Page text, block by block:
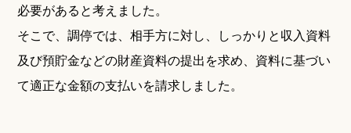
必要があると考えました。
そこで、調停では、相手方に対し、しっかりと収入資料
及び預貯金などの財産資料の提出を求め、資料に基づい
て適正な金額の支払いを請求しました。